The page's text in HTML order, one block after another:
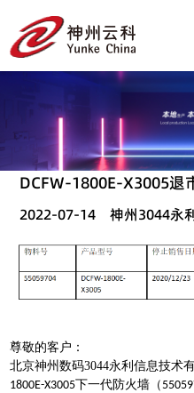
DCFW-1800E-X3005退
2022-07-14 神州3044永
尊敬的客户：
北京神州数码3044永利信息技术
1800E-X3005下一代防火墙（